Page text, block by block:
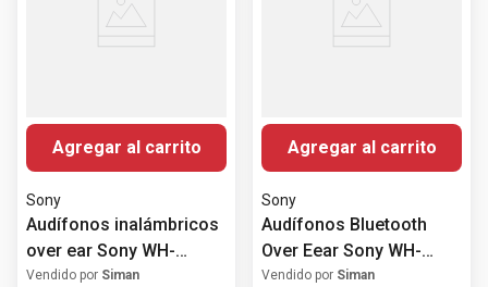
Agregar al carrito
Sony
Audífonos inalámbricos
over ear Sony WH-
CH520
Vendido por Siman
Agregar al carrito
Sony
Audífonos Bluetooth
Over Eear Sony WH-
CH720N con Noise
Vendido por Siman